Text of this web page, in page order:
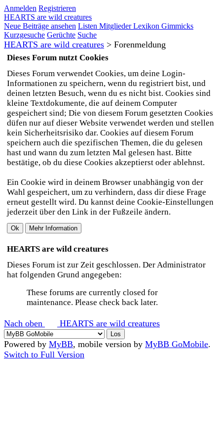
Anmelden Registrieren
HEARTS are wild creatures
Neue Beiträge ansehen Listen MitgliederLexikon Gimmicks
Kurzgesuche Gerüchte Suche
HEARTS are wild creatures > Forenmeldung
Dieses Forum nutzt Cookies
Dieses Forum verwendet Cookies, um deine Login-
Informationen zu speichern, wenn du registriert bist, und
deinen letzten Besuch, wenn du es nicht bist. Cookies sind
kleine Textdokumente, die auf deinem Computer
gespeichert sind; Die von diesem Forum gesetzten Cookies
düfen nur auf dieser Website verwendet werden und stellen
kein Sicherheitsrisiko dar. Cookies auf diesem Forum
speichern auch die spezifischen Themen, die du gelesen
hast und wann du zum letzten Mal gelesen hast. Bitte
bestätige, ob du diese Cookies akzeptierst oder ablehnst.
Ein Cookie wird in deinem Browser unabhängig von der
Wahl gespeichert, um zu verhindern, dass dir diese Frage
erneut gestellt wird. Du kannst deine Cookie-Einstellungen
jederzeit über den Link in der Fußzeile ändern.
HEARTS are wild creatures
Dieses Forum ist zur Zeit geschlossen. Der Administrator
hat folgenden Grund angegeben:
These forums are currently closed for
maintenance. Please check back later.
Nach oben HEARTS are wild creatures
Powered by MyBB, mobile version by MyBB GoMobile.
Switch to Full Version